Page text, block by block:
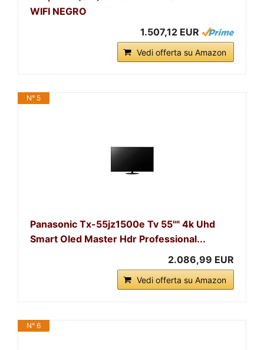
WIFI NEGRO
1.507,12 EUR
Vedi offerta su Amazon
N° 5
Panasonic Tx-55jz1500e Tv 55"" 4k Uhd
Smart Oled Master Hdr Professional...
2.086,99 EUR
Vedi offerta su Amazon
N° 6